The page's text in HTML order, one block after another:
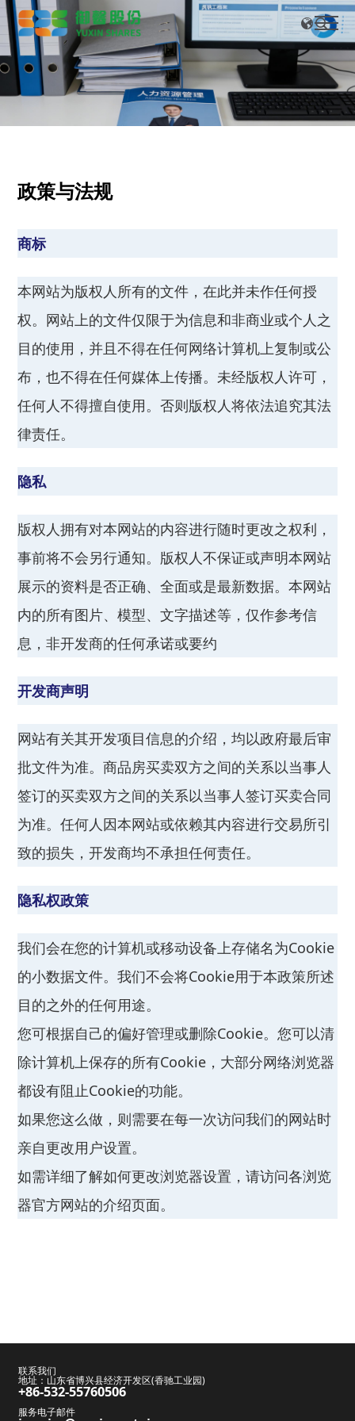
CN
政策与法规
商标
本网站为版权人所有的文件，在此并未作任何授
权。网站上的文件仅限于为信息和非商业或个人之
目的使用，并且不得在任何网络计算机上复制或公
布，也不得在任何媒体上传播。未经版权人许可，
任何人不得擅自使用。否则版权人将依法追究其法
律责任。
隐私
版权人拥有对本网站的内容进行随时更改之权利，
事前将不会另行通知。版权人不保证或声明本网站
展示的资料是否正确、全面或是最新数据。本网站
内的所有图片、模型、文字描述等，仅作参考信
息，非开发商的任何承诺或要约
开发商声明
网站有关其开发项目信息的介绍，均以政府最后审
批文件为准。商品房买卖双方之间的关系以当事人
签订的买卖双方之间的关系以当事人签订买卖合同
为准。任何人因本网站或依赖其内容进行交易所引
致的损失，开发商均不承担任何责任。
隐私权政策
我们会在您的计算机或移动设备上存储名为Cookie
的小数据文件。我们不会将Cookie用于本政策所述
目的之外的任何用途。
您可根据自己的偏好管理或删除Cookie。您可以清
除计算机上保存的所有Cookie，大部分网络浏览器
都设有阻止Cookie的功能。
如果您这么做，则需要在每一次访问我们的网站时
亲自更改用户设置。
如需详细了解如何更改浏览器设置，请访问各浏览
器官方网站的介绍页面。
联系我们
地址：山东省博兴县经济开发区(香驰工业园)
+86-532-55760506
服务电子邮件